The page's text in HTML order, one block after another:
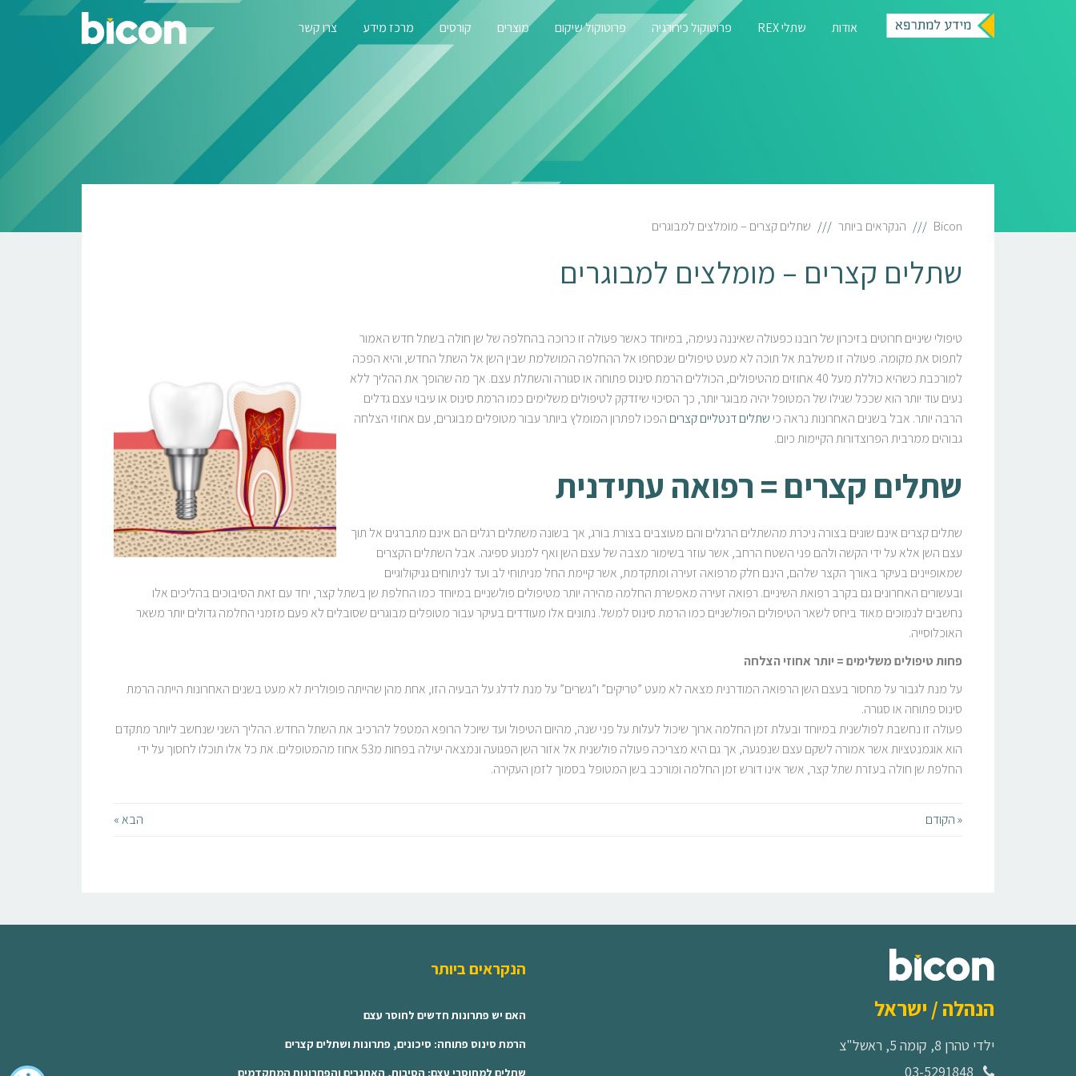
אודות שתלי REX פרוטוקול כירורגיה פרוטוקול שיקום מוצרים קורסים מרכז מידע צרו קשר
Bicon הנקראים ביותר שתלים קצרים – מומלצים למבוגרים
שתלים קצרים – מומלצים למבוגרים
טיפולי שיניים חרוטים בזיכרון של רובנו כפעולה שאיננה נעימה, במיוחד כאשר פעולה זו כרוכה בהחלפה של שן חולה בשתל חדש האמור
לתפוס את מקומה. פעולה זו משלבת אל תוכה לא מעט טיפולים שנסחפו אל ההחלפה המושלמת שבין השן אל השתל החדש, והיא הפכה
למורכבת כשהיא כוללת מעל 40 אחוזים מהטיפולים, הכוללים הרמת סינוס פתוחה או סגורה והשתלת עצם. אך מה שהופך את ההליך ללא
נעים עוד יותר הוא שככל שגילו של המטופל יהיה מבוגר יותר, כך הסיכוי שיזדקק לטיפולים משלימים כמו הרמת סינוס או עיבוי עצם גדלים
הרבה יותר. אבל בשנים האחרונות נראה כי שתלים דנטליים קצרים הפכו לפתרון המומלץ ביותר עבור מטופלים מבוגרים, עם אחוזי הצלחה
גבוהים ממרבית הפרוצדורות הקיימות כיום.
שתלים קצרים = רפואה עתידנית
שתלים קצרים אינם שונים בצורה ניכרת מהשתלים הרגלים והם מעוצבים בצורת בורג, אך בשונה משתלים רגלים הם אינם מתברגים אל תוך
עצם השן אלא על ידי הקשה ולהם פני השטח הרחב, אשר עוזר בשימור מצבה של עצם השן ואף למנוע ספיגה. אבל השתלים הקצרים
שמאופיינים בעיקר באורך הקצר שלהם, הינם חלק מרפואה זעירה ומתקדמת, אשר קיימת החל מניתוחי לב ועד לניתוחים גניקולוגיים
ובעשורים האחרונים גם בקרב רפואת השיניים. רפואה זעירה מאפשרת החלמה מהירה יותר מטיפולים פולשניים במיוחד כמו החלפת שן בשתל קצר, יחד עם זאת הסיבוכים בהליכים אלו
נחשבים לנמוכים מאוד ביחס לשאר הטיפולים הפולשניים כמו הרמת סינוס למשל. נתונים אלו מעודדים בעיקר עבור מטופלים מבוגרים שסובלים לא פעם מזמני החלמה גדולים יותר משאר
האוכלוסייה.
פחות טיפולים משלימים = יותר אחוזי הצלחה
על מנת לגבור על מחסור בעצם השן הרפואה המודרנית מצאה לא מעט ”טריקים” ו”גשרים” על מנת לדלג על הבעיה הזו, אחת מהן שהייתה פופולרית לא מעט בשנים האחרונות הייתה הרמת
סינוס פתוחה או סגורה.
פעולה זו נחשבת לפולשנית במיוחד ובעלת זמן החלמה ארוך שיכול לעלות על פני שנה, מהיום הטיפול ועד שיוכל הרופא המטפל להרכיב את השתל החדש. ההליך השני שנחשב ליותר מתקדם
הוא אוגמנטציות אשר אמורה לשקם עצם שנפגעה, אך גם היא מצריכה פעולה פולשנית אל אזור השן הפגועה ונמצאה יעילה בפחות מ53 אחוז מהמטופלים. את כל אלו תוכלו לחסוך על ידי
החלפת שן חולה בעזרת שתל קצר, אשר אינו דורש זמן החלמה ומורכב בשן המטופל בסמוך לזמן העקירה.
« הקודם הבא »
הנהלה / ישראל
ילדי טהרן 8, קומה 5, ראשל"צ
הנקראים ביותר
האם יש פתרונות חדשים לחוסר עצם
הרמת סינוס פתוחה: סיכונים, פתרונות ושתלים קצרים
שתלים למחוסרי עצם: הסיבות, האתגרים והפתרונות המתקדמים